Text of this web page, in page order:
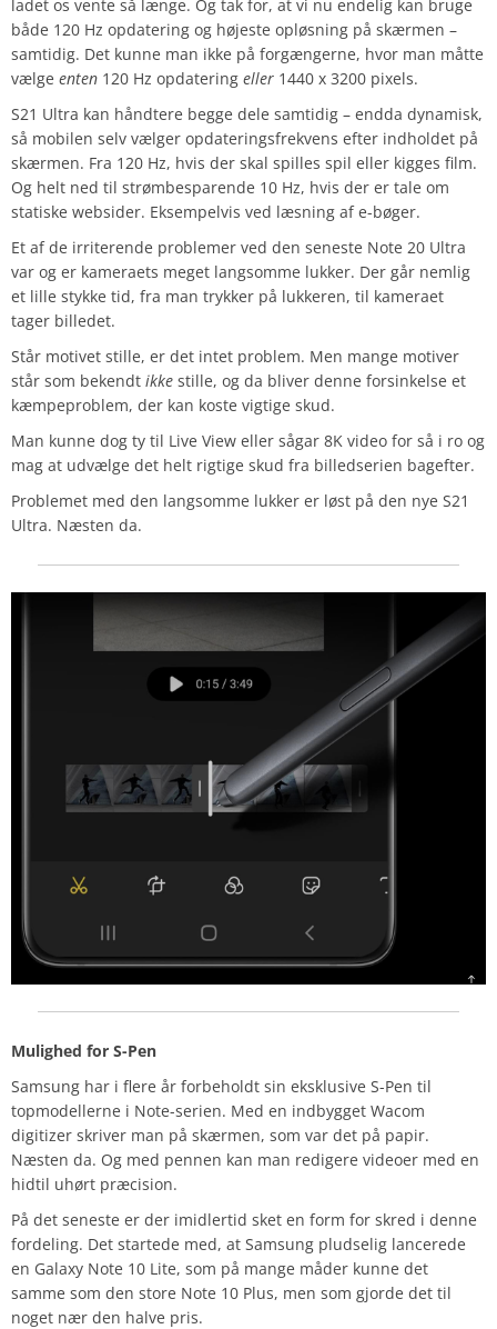
ladet os vente så længe. Og tak for, at vi nu endelig kan bruge
både 120 Hz opdatering og højeste opløsning på skærmen –
samtidig. Det kunne man ikke på forgængerne, hvor man måtte
vælge enten 120 Hz opdatering eller 1440 x 3200 pixels.
S21 Ultra kan håndtere begge dele samtidig – endda dynamisk,
så mobilen selv vælger opdateringsfrekvens efter indholdet på
skærmen. Fra 120 Hz, hvis der skal spilles spil eller kigges film.
Og helt ned til strømbesparende 10 Hz, hvis der er tale om
statiske websider. Eksempelvis ved læsning af e-bøger.
Et af de irriterende problemer ved den seneste Note 20 Ultra
var og er kameraets meget langsomme lukker. Der går nemlig
et lille stykke tid, fra man trykker på lukkeren, til kameraet
tager billedet.
Står motivet stille, er det intet problem. Men mange motiver
står som bekendt ikke stille, og da bliver denne forsinkelse et
kæmpeproblem, der kan koste vigtige skud.
Man kunne dog ty til Live View eller sågar 8K video for så i ro og
mag at udvælge det helt rigtige skud fra billedserien bagefter.
Problemet med den langsomme lukker er løst på den nye S21
Ultra. Næsten da.
Mulighed for S-Pen
Samsung har i flere år forbeholdt sin eksklusive S-Pen til
topmodellerne i Note-serien. Med en indbygget Wacom
digitizer skriver man på skærmen, som var det på papir.
Næsten da. Og med pennen kan man redigere videoer med en
hidtil uhørt præcision.
På det seneste er der imidlertid sket en form for skred i denne
fordeling. Det startede med, at Samsung pludselig lancerede
en Galaxy Note 10 Lite, som på mange måder kunne det
samme som den store Note 10 Plus, men som gjorde det til
noget nær den halve pris.